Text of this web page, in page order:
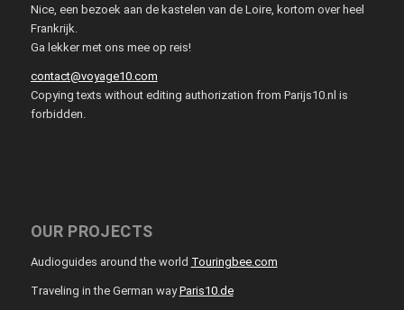
Nice, een bezoek aan de kastelen van de Loire, kortom over heel
Frankrijk.
Ga lekker met ons mee op reis!
contact@voyage10.com
Copying texts without editing authorization from Parijs10.nl is
forbidden.
OUR PROJECTS
Audioguides around the world Touringbee.com
Traveling in the German wayParis10.de